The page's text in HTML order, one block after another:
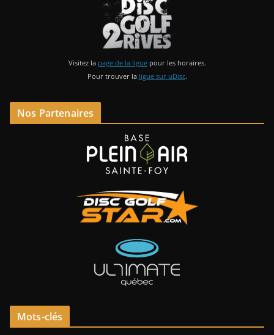
Visitez la page de la liguepour les horaires.
Pour trouver la ligue sur uDisc.
Nos Partenaires
Mots-clés